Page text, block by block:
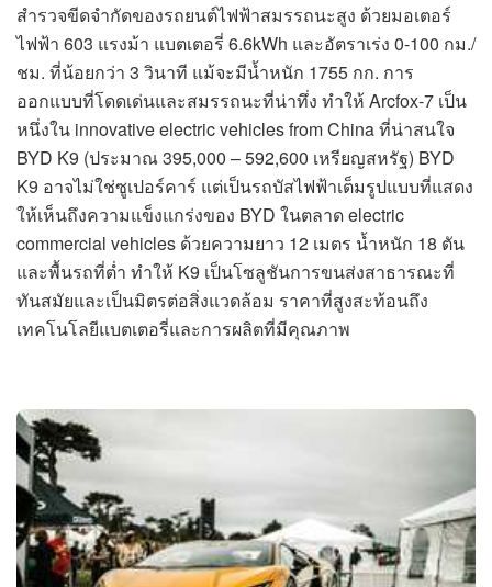
สำรวจขีดจำกัดของรถยนต์ไฟฟ้าสมรรถนะสูง ด้วยมอเตอร์
ไฟฟ้า 603 แรงม้า แบตเตอรี่ 6.6kWh และอัตราเร่ง 0-100 กม./
ชม. ที่น้อยกว่า 3 วินาที แม้จะมีน้ำหนัก 1755 กก. การ
ออกแบบที่โดดเด่นและสมรรถนะที่น่าทึ่ง ทำให้ Arcfox-7 เป็น
หนึ่งใน innovative electric vehicles from China ที่น่าสนใจ
BYD K9 (ประมาณ 395,000 – 592,600 เหรียญสหรัฐ) BYD
K9 อาจไม่ใช่ซูเปอร์คาร์ แต่เป็นรถบัสไฟฟ้าเต็มรูปแบบที่แสดง
ให้เห็นถึงความแข็งแกร่งของ BYD ในตลาด electric
commercial vehicles ด้วยความยาว 12 เมตร น้ำหนัก 18 ตัน
และพื้นรถที่ต่ำ ทำให้ K9 เป็นโซลูชันการขนส่งสาธารณะที่
ทันสมัยและเป็นมิตรต่อสิ่งแวดล้อม ราคาที่สูงสะท้อนถึง
เทคโนโลยีแบตเตอรี่และการผลิตที่มีคุณภาพ